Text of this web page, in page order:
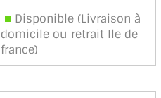
Disponible (Livraison à
domicile ou retrait Ile de
france)